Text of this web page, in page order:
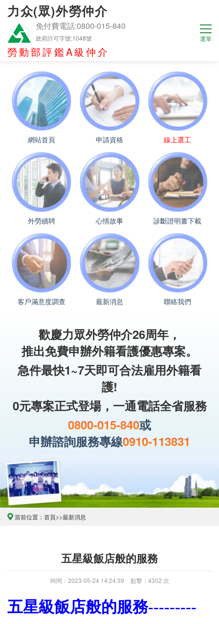
力众(眾)外勞仲介
免付費電話:0800-015-840
政府許可字號:1048號
勞動部評鑑A級仲介
網站首頁 申請資格 線上選工
外勞續聘 心情故事 診斷證明書下載
客戶滿意度調查 最新消息 聯絡我們
歡慶力眾外勞仲介26周年，
推出免費申辦外籍看護優惠專案。
急件最快1~7天即可合法雇用外籍看
護!
0元專案正式登場，一通電話全省服務
0800-015-840或
申辦諮詢服務專線0910-113831
當前位置： 首頁>>最新消息
五星級飯店般的服務
時間：2023-05-24 14:24:39 點擊：4302 次
五星級飯店般的服務---------